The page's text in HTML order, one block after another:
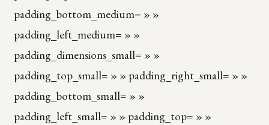
padding_bottom_medium= » »
padding_left_medium= » »
padding_dimensions_small= » »
padding_top_small= » » padding_right_small= » »
padding_bottom_small= » »
padding_left_small= » » padding_top= » »